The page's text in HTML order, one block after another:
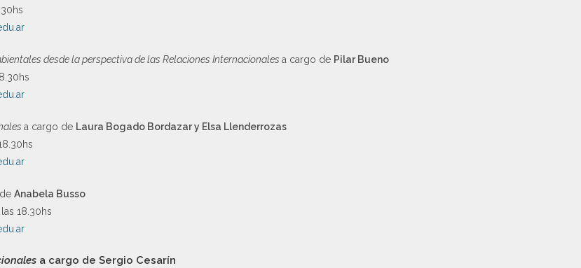
desde la perspectiva de las Relaciones Internacionales a cargo de Pilar Bueno
a cargo de Laura Bogado Bordazar y Elsa Llenderrozas
Anabela Busso
18.30hs
a cargo de Sergio Cesarín